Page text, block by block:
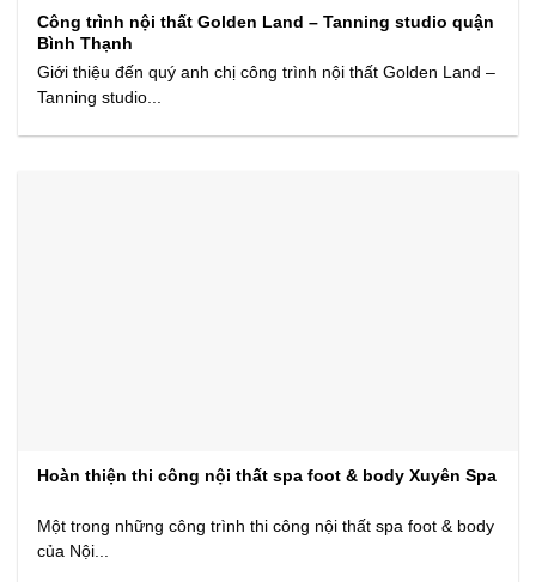
Công trình nội thất Golden Land – Tanning studio quận
Bình Thạnh
Giới thiệu đến quý anh chị công trình nội thất Golden Land –
Tanning studio...
Hoàn thiện thi công nội thất spa foot & body Xuyên Spa
Một trong những công trình thi công nội thất spa foot & body
của Nội...